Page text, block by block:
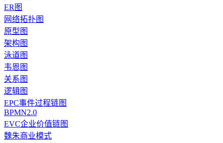
ER图
网络拓扑图
原型图
架构图
泳道图
韦恩图
关系图
逻辑图
EPC事件过程链图
BPMN2.0
EVC企业价值链图
魏朱商业模式